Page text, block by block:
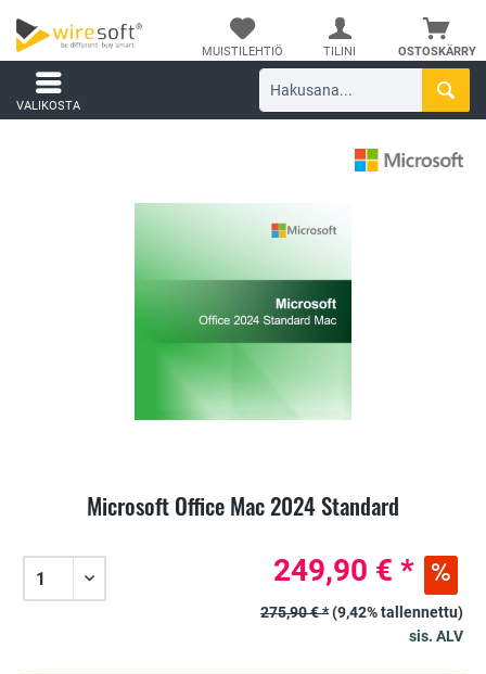
OSTOSKÄRRY
MUISTILEHTIÖ TILINI
VALIKOSTA
Microsoft Office Mac 2024 Standard
249,90 € *
275,90 € *(9,42% tallennettu)
sis. ALV